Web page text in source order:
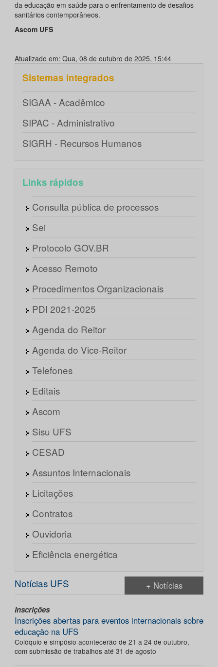
da educação em saúde para o enfrentamento de desafios
sanitários contemporâneos.
Ascom UFS
Atualizado em: Qua, 08 de outubro de 2025, 15:44
Sistemas integrados
SIGAA - Acadêmico
SIPAC - Administrativo
SIGRH - Recursos Humanos
Links rápidos
Consulta pública de processos
Sei
Protocolo GOV.BR
Acesso Remoto
Procedimentos Organizacionais
PDI 2021-2025
Agenda do Reitor
Agenda do Vice-Reitor
Telefones
Editais
Ascom
Sisu UFS
CESAD
Assuntos Internacionais
Licitações
Contratos
Ouvidoria
Eficiência energética
Notícias UFS + Notícias
Inscrições
Inscrições abertas para eventos internacionais sobre
educação na UFS
Colóquio e simpósio acontecerão de 21 a 24 de outubro,
com submissão de trabalhos até 31 de agosto